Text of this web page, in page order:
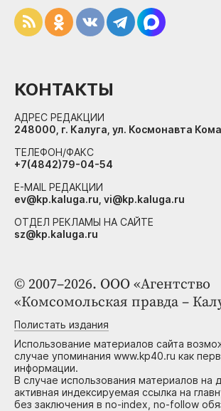
© 2007–2026. ООО «Агентство
«Комсомольская правда –
Полистать издания
Использование материалов сайта
случае упоминания www.kp40.ru как
информации.
В случае использования материалов на
активная индексируемая ссылка на
без заключения в no-index, no-follow
КОНТАКТЫ
АДРЕС РЕДАКЦИИ
248000, г. Калуга, ул. Космонавта
ТЕЛЕФОН/ФАКС
+7(4842)79-04-54
E-MAIL РЕДАКЦИИ
ev@kp.kaluga.ru, vi@kp.kaluga.ru
ОТДЕЛ РЕКЛАМЫ НА САЙТЕ
sz@kp.kaluga.ru